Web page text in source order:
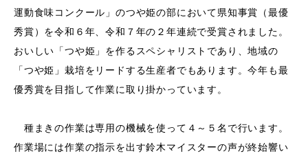
運動食味コンクール」のつや姫の部において県知事賞（最優
秀賞）を令和６年、令和７年の２年連続で受賞されました。
おいしい「つや姫」を作るスペシャリストであり、地域の
「つや姫」栽培をリードする生産者でもあります。今年も最
優秀賞を目指して作業に取り掛かっています。
種まきの作業は専用の機械を使って４～５名で行います。
作業場には作業の指示を出す鈴木マイスターの声が終始響い